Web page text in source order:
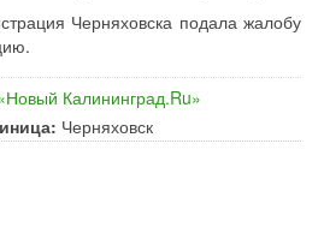
Черняховска подала жалобу
Калининград.Ru»
Черняховск